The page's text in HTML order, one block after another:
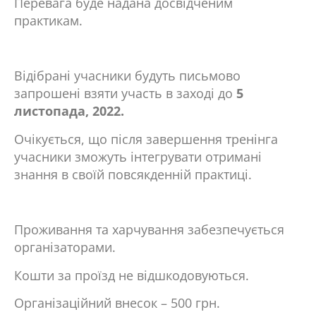
практикам.
Відібрані учасники будуть письмово
запрошені взяти участь в заході до 5
листопада, 2022.
Очікується, що після завершення тренінга
учасники зможуть інтегрувати отримані
знання в своїй повсякденній практиці.
Проживання та харчування забезпечується
організаторами.
Кошти за проїзд не відшкодовуються.
Організаційний внесок – 500 грн.